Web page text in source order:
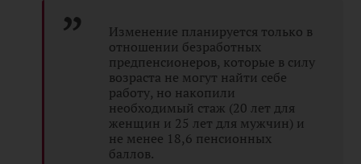
Изменение планируется только в
отношении безработных
предпенсионеров, которые в силу
возраста не могут найти себе
работу, но накопили
необходимый стаж (20 лет для
женщин и 25 лет для мужчин) и
не менее 18,6 пенсионных
баллов.